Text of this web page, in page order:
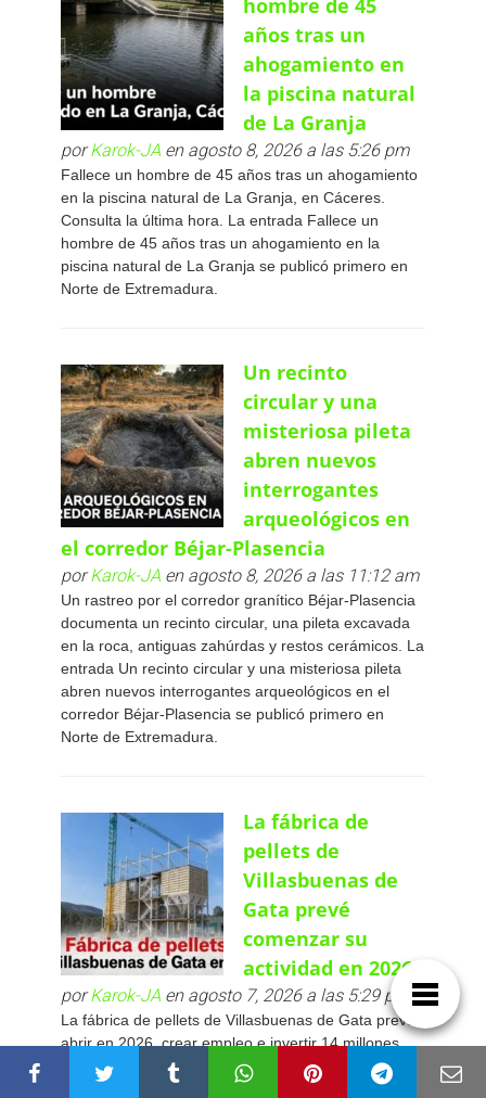
años tras un
ahogamiento en
la piscina natural
de La Granja
porKarok-JAen agosto 8, 2026 a las 5:26 pm
Fallece un hombre de 45 años tras un ahogamiento
en la piscina natural de La Granja, en Cáceres.
Consulta la última hora. La entrada Fallece un
hombre de 45 años tras un ahogamiento en la
piscina natural de La Granja se publicó primero en
Norte de Extremadura.
Un recinto
circular y una
misteriosa pileta
abren nuevos
interrogantes
arqueológicos en
el corredor Béjar-Plasencia
porKarok-JAen agosto 8, 2026 a las 11:12 am
Un rastreo por el corredor granítico Béjar-Plasencia
documenta un recinto circular, una pileta excavada
en la roca, antiguas zahúrdas y restos cerámicos. La
entrada Un recinto circular y una misteriosa pileta
abren nuevos interrogantes arqueológicos en el
corredor Béjar-Plasencia se publicó primero en
Norte de Extremadura.
La fábrica de
pellets de
Villasbuenas de
Gata prevé
comenzar su
actividad en 2026
porKarok-JAen agosto 7, 2026 a las 5:29 pm
La fábrica de pellets de Villasbuenas de Gata prevé
abrir en 2026, crear empleo e invertir 14 millones.
Conoce todos los detalles. La entrada La fábrica de
pellets de Villasbuenas de Gata prevé comenzar su